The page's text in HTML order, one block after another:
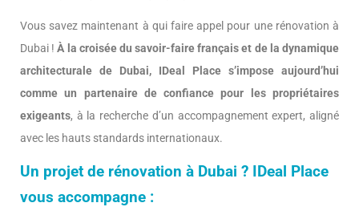
Vous savez maintenant à qui faire appel pour une rénovation à
Dubai !À la croisée du savoir-faire français et de la dynamique
architecturale de Dubai, IDeal Place s’impose aujourd’hui
comme un partenaire de confiance pour les propriétaires
exigeants, à la recherche d’un accompagnement expert, aligné
avec les hauts standards internationaux.
Un projet de rénovation à Dubai ? IDeal Place
vous accompagne :